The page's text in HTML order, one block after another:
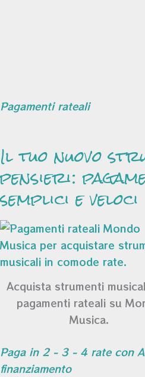
Pagamenti rateali
Il tuo nuovo
pensieri:
semplici e veloci
Acquista strumenti
pagamenti rateali su
Musica.
Paga in 2 - 3 - 4 rate con
finanziamento